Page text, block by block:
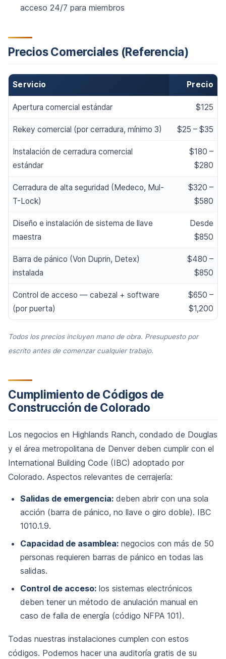
acceso 24/7 para miembros
Precios Comerciales (Referencia)
Servicio Precio
Apertura comercial estándar $125
Rekey comercial (por cerradura, mínimo 3) $25 – $35
Instalación de cerradura comercial
estándar
$180 –
$280
Cerradura de alta seguridad (Medeco, Mul-
T-Lock)
$320 –
$580
Diseño e instalación de sistema de llave
maestra
Desde
$850
Barra de pánico (Von Duprin, Detex)
instalada
$480 –
$850
Control de acceso — cabezal + software
(por puerta)
$650 –
$1,200
Todos los precios incluyen mano de obra. Presupuesto por
escrito antes de comenzar cualquier trabajo.
Cumplimiento de Códigos de
Construcción de Colorado
Los negocios en Highlands Ranch, condado de Douglas
y el área metropolitana de Denver deben cumplir con el
International Building Code (IBC) adoptado por
Colorado. Aspectos relevantes de cerrajería:
Salidas de emergencia: deben abrir con una sola
acción (barra de pánico, no llave o giro doble). IBC
1010.1.9.
Capacidad de asamblea: negocios con más de 50
personas requieren barras de pánico en todas las
salidas.
Control de acceso: los sistemas electrónicos
deben tener un método de anulación manual en
caso de falla de energía (código NFPA 101).
Todas nuestras instalaciones cumplen con estos
códigos. Podemos hacer una auditoría gratis de su